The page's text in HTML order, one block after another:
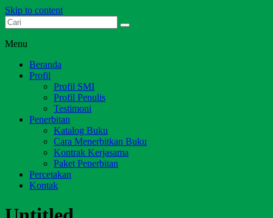
Skip to content
Dari Jambi untuk Indonesia
Menu
Beranda
Profil
Profil SMI
Profil Penulis
Testimoni
Penerbitan
Katalog Buku
Cara Menerbitkan Buku
Kontrak Kerjasama
Paket Penerbitan
Percetakan
Kontak